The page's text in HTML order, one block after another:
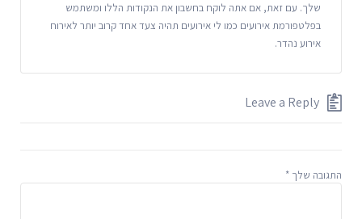
שלך. עם זאת, אם אתה לוקח בחשבון את הנקודות הללו ומשתמש
בפלטפורמת אירועים כמו לי אירועים תהיה צעד אחד קרוב יותר לאירוח
אירוע נהדר.
Leave a Reply
התגובה שלך *